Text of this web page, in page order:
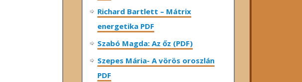
Richard Bartlett – Mátrix
energetika PDF
Szabó Magda: Az őz (PDF)
Szepes Mária- A vörös oroszlán
PDF